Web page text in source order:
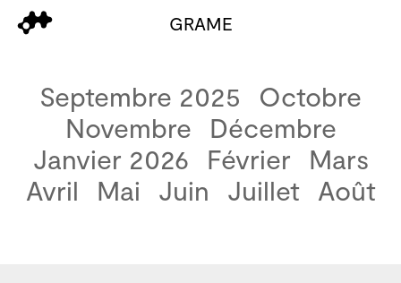
GRAME
Septembre 2025
Octobre
Novembre
Décembre
Janvier 2026
Février
Mars
Avril
Mai Juin Juillet Août